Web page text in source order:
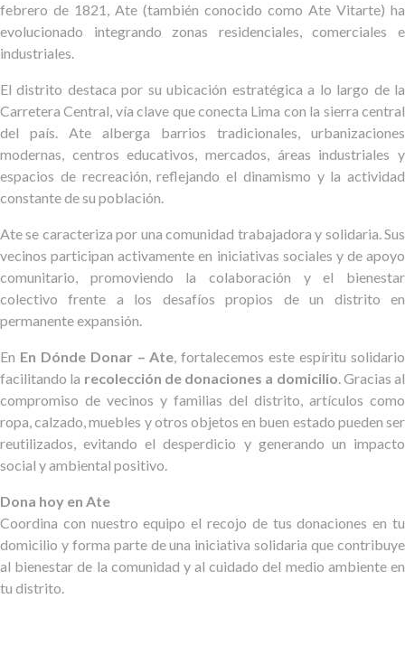
febrero de 1821, Ate (también conocido como Ate Vitarte) ha
evolucionado integrando zonas residenciales, comerciales e
industriales.
El distrito destaca por su ubicación estratégica a lo largo de la
Carretera Central, vía clave que conecta Lima con la sierra central
del país. Ate alberga barrios tradicionales, urbanizaciones
modernas, centros educativos, mercados, áreas industriales y
espacios de recreación, reflejando el dinamismo y la actividad
constante de su población.
Ate se caracteriza por una comunidad trabajadora y solidaria. Sus
vecinos participan activamente en iniciativas sociales y de apoyo
comunitario, promoviendo la colaboración y el bienestar
colectivo frente a los desafíos propios de un distrito en
permanente expansión.
En En Dónde Donar – Ate, fortalecemos este espíritu solidario
facilitando la recolección de donaciones a domicilio. Gracias al
compromiso de vecinos y familias del distrito, artículos como
ropa, calzado, muebles y otros objetos en buen estado pueden ser
reutilizados, evitando el desperdicio y generando un impacto
social y ambiental positivo.
Dona hoy en Ate
Coordina con nuestro equipo el recojo de tus donaciones en tu
domicilio y forma parte de una iniciativa solidaria que contribuye
al bienestar de la comunidad y al cuidado del medio ambiente en
tu distrito.